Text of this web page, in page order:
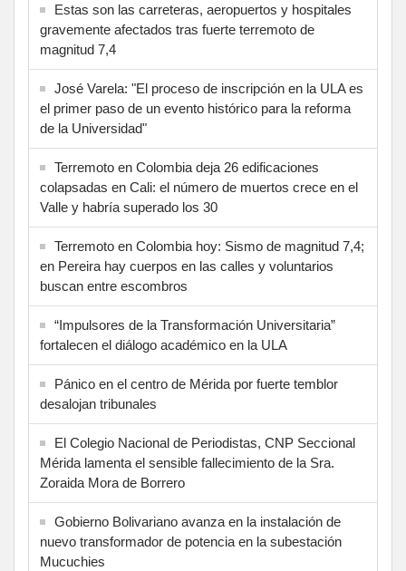
Estas son las carreteras, aeropuertos y hospitales
gravemente afectados tras fuerte terremoto de
magnitud 7,4
José Varela: "El proceso de inscripción en la ULA es
el primer paso de un evento histórico para la reforma
de la Universidad"
Terremoto en Colombia deja 26 edificaciones
colapsadas en Cali: el número de muertos crece en el
Valle y habría superado los 30
Terremoto en Colombia hoy: Sismo de magnitud 7,4;
en Pereira hay cuerpos en las calles y voluntarios
buscan entre escombros
“Impulsores de la Transformación Universitaria”
fortalecen el diálogo académico en la ULA
Pánico en el centro de Mérida por fuerte temblor
desalojan tribunales
El Colegio Nacional de Periodistas, CNP Seccional
Mérida lamenta el sensible fallecimiento de la Sra.
Zoraida Mora de Borrero
Gobierno Bolivariano avanza en la instalación de
nuevo transformador de potencia en la subestación
Mucuchies